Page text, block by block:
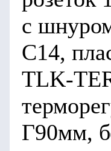
c
C14,
TLK-
Г90мм,